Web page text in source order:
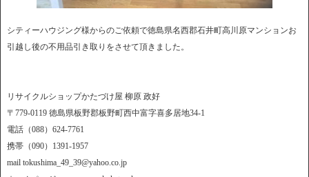
シティーハウジング様からのご依頼で徳島県名西郡石井町高川原マンションお
引越し後の不用品引き取りをさせて頂きました。
リサイクルショップかたづけ屋 柳原 政好
〒779-0119 徳島県板野郡板野町西中富字喜多居地34-1
電話（088）624-7761
携帯（090）1391-1957
mail tokushima_49_39@yahoo.co.jp